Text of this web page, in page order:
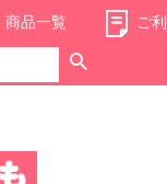
商品一覧 ご